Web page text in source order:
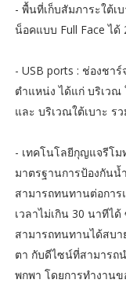
- พื้นที่เก็บสัมภาระใต้
น็อคแบบ Full Face ได้
- USB ports : ช่องชา
ตำแหน่ง ได้แก่ บริเวณ
และ บริเวณใต้เบาะ ร
- เทคโนโลยีกุญแจรีโม
มาตรฐานการป้องกัน
สามารถทนทานต่อการ
เวลาไม่เกิน 30 นาทีไ
สามารถทนทานได้สบ
ตา กับดีไซน์ที่สามารถ
พกพา โดยการทำงาน